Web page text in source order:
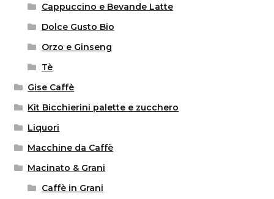
Cappuccino e Bevande Latte
Dolce Gusto Bio
Orzo e Ginseng
Tè
Gise Caffè
Kit Bicchierini palette e zucchero
Liquori
Macchine da Caffè
Macinato & Grani
Caffè in Grani